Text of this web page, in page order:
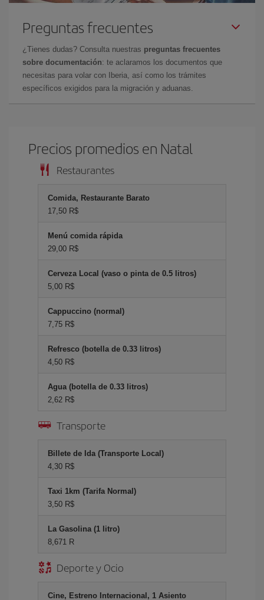
Preguntas frecuentes
¿Tienes dudas? Consulta nuestras preguntas frecuentes
sobre documentación: te aclaramos los documentos que
necesitas para volar con Iberia, así como los trámites
específicos exigidos para la migración y aduanas.
Precios promedios en Natal
Restaurantes
Comida, Restaurante Barato
17,50 R$
Menú comida rápida
29,00 R$
Cerveza Local (vaso o pinta de 0.5 litros)
5,00 R$
Cappuccino (normal)
7,75 R$
Refresco (botella de 0.33 litros)
4,50 R$
Agua (botella de 0.33 litros)
2,62 R$
Transporte
Billete de Ida (Transporte Local)
4,30 R$
Taxi 1km (Tarifa Normal)
3,50 R$
La Gasolina (1 litro)
8,671 R
Deporte y Ocio
Cine, Estreno Internacional, 1 Asiento